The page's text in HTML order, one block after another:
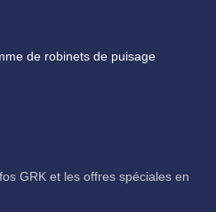
de robinets de puisage
GRK et les offres spéciales en